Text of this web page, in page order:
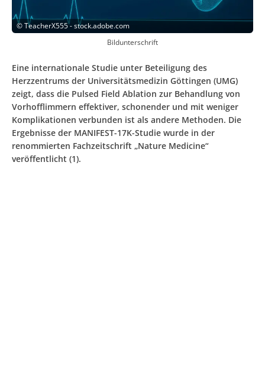
©TeacherX555 - stock.adobe.com
Bildunterschrift
Eine internationale Studie unter Beteiligung des
Herzzentrums der Universitätsmedizin Göttingen (UMG)
zeigt, dass die Pulsed Field Ablation zur Behandlung von
Vorhofflimmern effektiver, schonender und mit weniger
Komplikationen verbunden ist als andere Methoden. Die
Ergebnisse der MANIFEST-17K-Studie wurde in der
renommierten Fachzeitschrift „Nature Medicine“
veröffentlicht (1).